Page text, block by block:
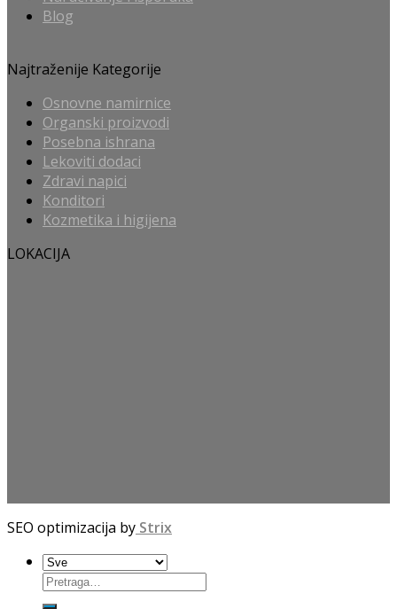
Blog
Najtraženije Kategorije
Osnovne namirnice
Organski proizvodi
Posebna ishrana
Lekoviti dodaci
Zdravi napici
Konditori
Kozmetika i higijena
LOKACIJA
SEO optimizacija by Strix